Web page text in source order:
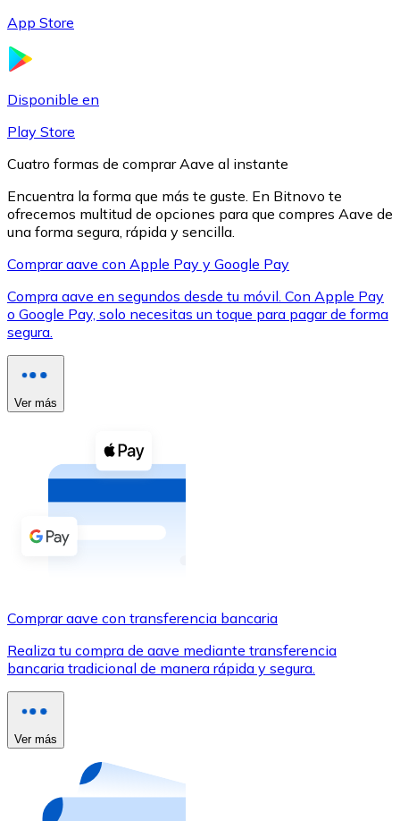
XRP
XRP
Ver todo
Compra criptomonedas con efectivo en tu tienda más
Comprar con efectivo
Transferencia SEPA
Utiliza tarjetas Visa y Mastercard para comprar
Comprar con tarjeta
Compra tarjetas regalo de tus marcas favoritas con
App Store
Disponible en
Play Store
Cuatro formas de comprar Aave al instante
Encuentra la forma que más te guste. En Bitnovo te
ofrecemos multitud de opciones para que compres Aave de
una forma segura, rápida y sencilla.
Comprar aave con Apple Pay y Google Pay
Compra aave en segundos desde tu móvil. Con Apple Pay
o Google Pay, solo necesitas un toque para pagar de forma
segura.
Ver más
Comprar aave con transferencia bancaria
Realiza tu compra de aave mediante transferencia
bancaria tradicional de manera rápida y segura.
Ver más